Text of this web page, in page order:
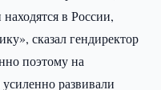
в России,
сказал гендиректор
поэтому на
развивали